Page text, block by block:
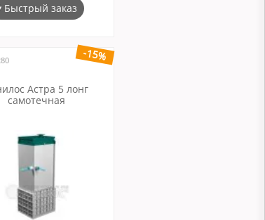
Быстрый заказ
-15%
Астра 5 лонг
самотечная